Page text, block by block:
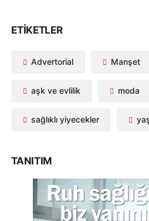
ETIKETLER
Advertorial Manşet
aşk ve evlilik moda
sağlıklı yiyecekler
TANITIM